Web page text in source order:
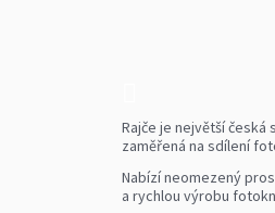
Rajče je největší česká
zaměřená na sdílení
Nabízí neomezený
a rychlou výrobu